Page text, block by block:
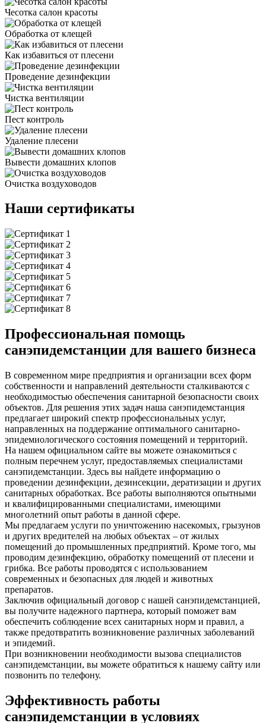
Чесотка салон красоты
Обработка от клещей
Как избавиться от плесени
Проведение дезинфекции
Чистка вентиляции
Пест контроль
Удаление плесени
Вывести домашних клопов
Очистка воздуховодов
Наши сертификаты
Профессиональная помощь
санэпидемстанции для вашего бизнеса
В современном мире предприятия и организации всех форм
собственности и направлений деятельности сталкиваются с
необходимостью обеспечения санитарной безопасности своих
объектов. Для решения этих задач наша санэпидемстанция
предлагает широкий спектр профессиональных услуг,
направленных на поддержание оптимального санитарно-
эпидемиологического состояния помещений и территорий.
На нашем официальном сайте вы можете ознакомиться с
полным перечнем услуг, предоставляемых специалистами
санэпидемстанции. Здесь вы найдете информацию о
проведении дезинфекции, дезинсекции, дератизации и других
санитарных обработках. Все работы выполняются опытными
и квалифицированными специалистами, имеющими
многолетний опыт работы в данной сфере.
Мы предлагаем услуги по уничтожению насекомых, грызунов
и других вредителей на любых объектах – от жилых
помещений до промышленных предприятий. Кроме того, мы
проводим дезинфекцию, обработку помещений от плесени и
грибка. Все работы проводятся с использованием
современных и безопасных для людей и животных
препаратов.
Заключив официальный договор с нашей санэпидемстанцией,
вы получите надежного партнера, который поможет вам
обеспечить соблюдение всех санитарных норм и правил, а
также предотвратить возникновение различных заболеваний
и эпидемий.
При возникновении необходимости вызова специалистов
санэпидемстанции, вы можете обратиться к нашему сайту или
позвонить по телефону.
Эффективность работы
санэпидемстанции в условиях